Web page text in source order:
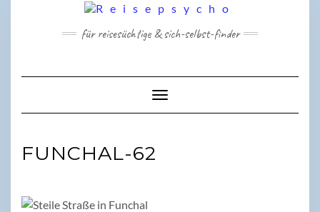
für reisesüchtige & sich-selbst-finder
Toggle Navigation
FUNCHAL-62